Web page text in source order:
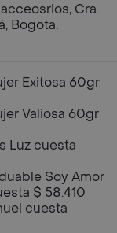
Cra.
Bogota,
Exitosa 60gr
Valiosa 60gr
Luz cuesta
Soy Amor
$ 58.410
cuesta